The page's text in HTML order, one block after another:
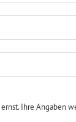
ernst. Ihre Angaben